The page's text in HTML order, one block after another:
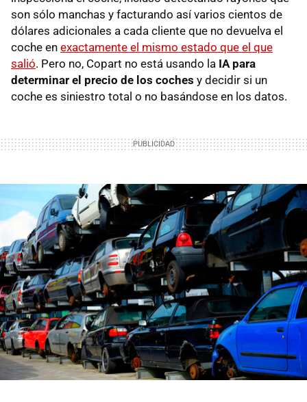
son sólo manchas y facturando así varios cientos de
dólares adicionales a cada cliente que no devuelva el
coche en exactamente el mismo estado que el que
salió. Pero no, Copart no está usando la IA para
determinar el precio de los coches y decidir si un
coche es siniestro total o no basándose en los datos.